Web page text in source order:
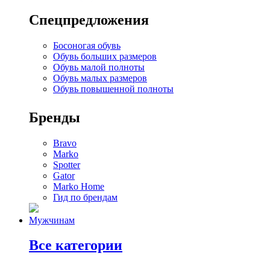
Спецпредложения
Босоногая обувь
Обувь больших размеров
Обувь малой полноты
Обувь малых размеров
Обувь повышенной полноты
Бренды
Bravo
Marko
Spotter
Gator
Marko Home
Гид по брендам
Мужчинам
Все категории